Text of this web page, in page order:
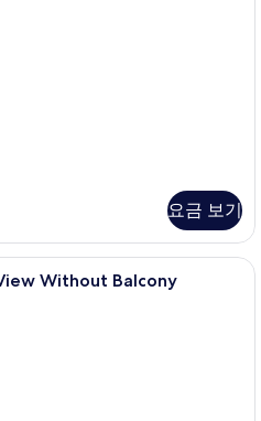
요금 보기
미니바, 객실 내 금고, 책상, 암막 커튼
Without Balcony